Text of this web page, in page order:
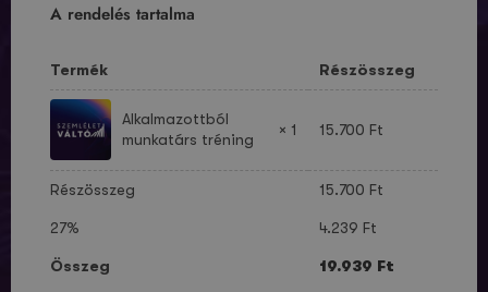
A rendelés tartalma
Termék Részösszeg
Alkalmazottból
munkatárs tréning
× 1 15.700 Ft
Részösszeg 15.700 Ft
27% 4.239 Ft
Összeg 19.939 Ft